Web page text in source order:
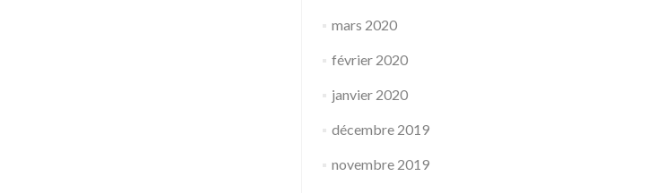
mars 2020
février 2020
janvier 2020
décembre 2019
novembre 2019